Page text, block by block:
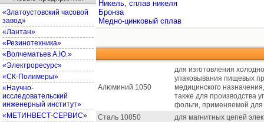
«Златоустовский часовой
завод»
«Лантан»
«Резинотехника»
«Волчематьев А.Ю.»
«Электроресурс»
«СК-Полимеры»
«Научно-
исследовательский
инженерный институт»
«МЕТИНВЕСТ-СЕРВИС»
Никель, сплав никеля
Бронза
Медно-цинковый сплав
Алюминий 1050
для изготовления
упаковывания пищевых
медицинского
также для производства
фольги, применяемой для
Сталь 10850
для магнитных цепей